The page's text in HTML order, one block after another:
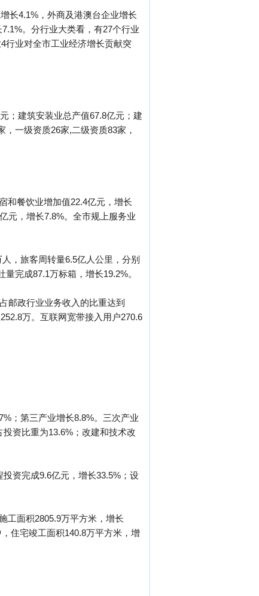
长4.1%，外商及港澳台企业增长
。分行业大类看，有27个行业
行业对全市工业经济增长贡献突
；建筑安装业总产值67.8亿元；建
一级资质26家,二级资质83家，
和餐饮业增加值22.4亿元，增长
元，增长7.8%。全市规上服务业
，旅客周转量6.5亿人公里，分别
完成87.1万标箱，增长19.2%。
邮政行业业务收入的比重达到
万。互联网宽带接入用户270.6
；第三产业增长8.8%。三次产业
资比重为13.6%；改建和技术改
资完成9.6亿元，增长33.5%；设
工面积2805.9万平方米，增长
住宅竣工面积140.8万平方米，增